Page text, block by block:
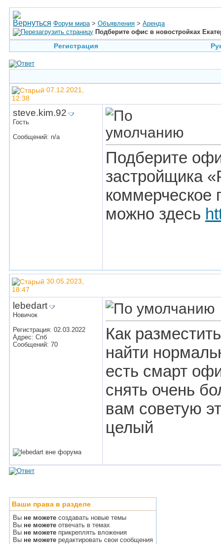
Форум мира > Объявления > Аренда
Подберите офис в новостройках
Регистрация
07.12.2021,
12:38
steve.kim.92
Гость
Сообщений: n/a
Подберите
застройщика
можно здесь
30.05.2023,
18:47
lebedart
Новичок
Регистрация: 02.03.2022
Адрес: Спб
Сообщений: 70
Как
найти
есть смарт
снять очень
вам советую
целый
Ваши права в разделе
Вы не можете создавать новые темы
Вы не можете отвечать в темах
Вы не можете прикреплять вложения
Вы не можете редактировать свои сообщения